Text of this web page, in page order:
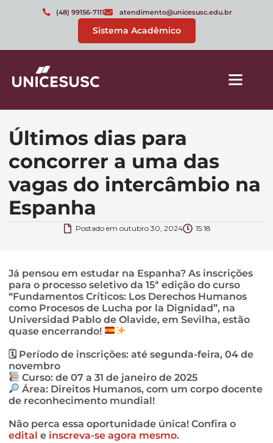
(48) 99156-7111 atendimento@unicesusc.edu.br
Sistema Acadêmico
Últimos dias para
concorrer a uma das
vagas do intercâmbio na
Espanha
Postado em outubro 30, 2024 15:18
Já pensou em estudar na Espanha? As inscrições
para o processo seletivo da 15ª edição do curso
“Fundamentos Críticos: Los Derechos Humanos
como Procesos de Lucha por la Dignidad”, na
Universidad Pablo de Olavide, em Sevilha, estão
quase encerrando!
🗓 Período de inscrições: até segunda-feira, 04 de
novembro
Curso: de 07 a 31 de janeiro de 2025
Área: Direitos Humanos, com um corpo docente
de reconhecimento mundial!
Não perca essa oportunidade única! Confira o
edital e inscreva-se agora mesmo.